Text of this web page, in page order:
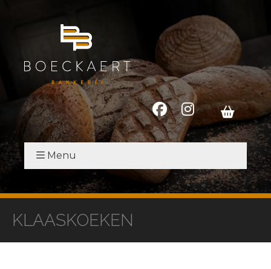
Menu
KLAASKOEKEN